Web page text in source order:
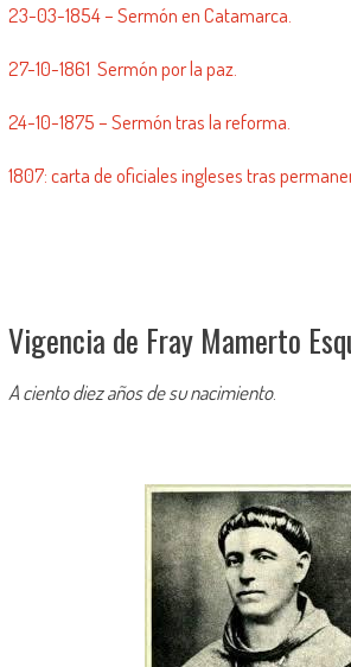
23-03-1854 – Sermón en Catamarca.
27-10-1861 Sermón por la paz.
24-10-1875 – Sermón tras la reforma.
1807: carta de oficiales ingleses tras
Vigencia de Fray Mamerto
A ciento diez años de su nacimiento.